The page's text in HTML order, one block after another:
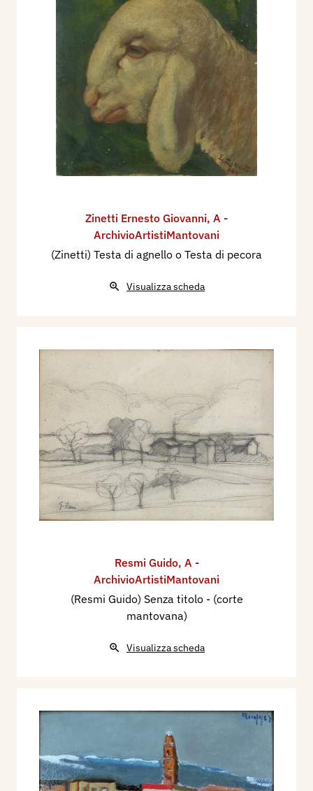
Zinetti Ernesto Giovanni, A -
ArchivioArtistiMantovani
(Zinetti) Testa di agnello o Testa di pecora
Visualizza scheda
Resmi Guido, A -
ArchivioArtistiMantovani
(Resmi Guido) Senza titolo - (corte
mantovana)
Visualizza scheda